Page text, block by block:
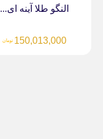
النگو طلا آینه ای...
150,013,000 تومان